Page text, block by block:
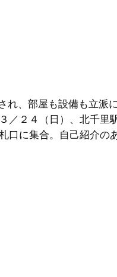
、部屋も設備も立派
／２４（日）、北千里
口に集合。自己紹介の